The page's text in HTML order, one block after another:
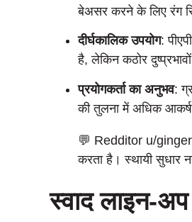
बेअसर करने के लिए रंग
दीर्घकालिक उपयोग:
है, लेकिन कठोर
प्रयोगकर्ता का अनुभव:
की तुलना में अधिक
💬 Redditor u/
करता है। स्थायी सुधार
स्वाद लाइन-